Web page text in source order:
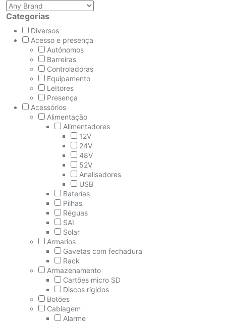
Categorias
Diversos
Acesso e presença
Autónomos
Barreiras
Controladoras
Equipamento
LeItores
Presença
Acessórios
Alimentação
Alimentadores
12V
24V
48V
52V
Analisadores
USB
Baterías
Pilhas
Réguas
SAI
Solar
Armarios
Gavetas com fechadura
Rack
Armazenamento
Cartões micro SD
Discos rígidos
Botões
Cablagem
Alarme